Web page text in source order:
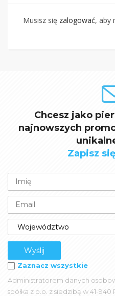
Musisz się zalogować, aby
Chcesz jako
najnowszych
Zapisz
Zaznacz wszystkie
Administratorem danych
spółka z o.o. z siedzibą w 41-